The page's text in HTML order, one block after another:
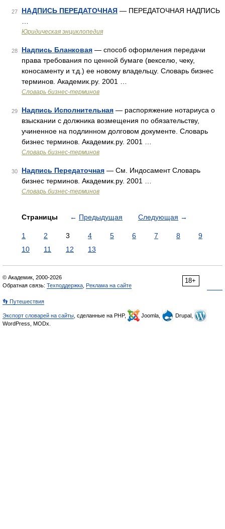
27 НАДПИСЬ ПЕРЕДАТОЧНАЯ — ПЕРЕДАТОЧНАЯ НАДПИСЬ
Юридическая энциклопедия
28 Надпись Бланковая — способ оформления передачи
права требования по ценной бумаге (векселю, чеку,
коносаменту и т.д.) ее новому владельцу. Словарь бизнес
терминов. Академик.ру. 2001 …
Словарь бизнес-терминов
29 Надпись Исполнительная — распоряжение нотариуса о
взыскании с должника возмещения по обязательству,
учиненное на подлинном долговом документе. Словарь
бизнес терминов. Академик.ру. 2001 …
Словарь бизнес-терминов
30 Надпись Передаточная — См. Индосамент Словарь
бизнес терминов. Академик.ру. 2001 …
Словарь бизнес-терминов
Страницы ← Предыдущая Следующая →
1 2 3 4 5 6 7 8
9
10
11 12 13
18+
© Академик, 2000-2026
Обратная связь: Техподдержка Реклама на сайте
👣 Путешествия
Экспорт словарей на сайты , сделанные на PHP, Joomla,
Drupal,
WordPress, MODx.